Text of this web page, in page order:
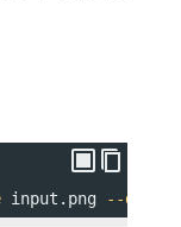
input.png --dest